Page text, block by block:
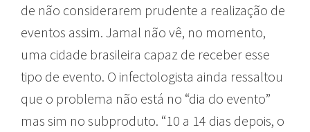
de não considerarem prudente a realização de
eventos assim. Jamal não vê, no momento,
uma cidade brasileira capaz de receber esse
tipo de evento. O infectologista ainda ressaltou
que o problema não está no “dia do evento”
mas sim no subproduto. “10 a 14 dias depois, o